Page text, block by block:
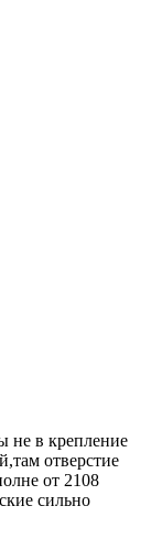
не в крепление
отверстие
от 2108
сильно